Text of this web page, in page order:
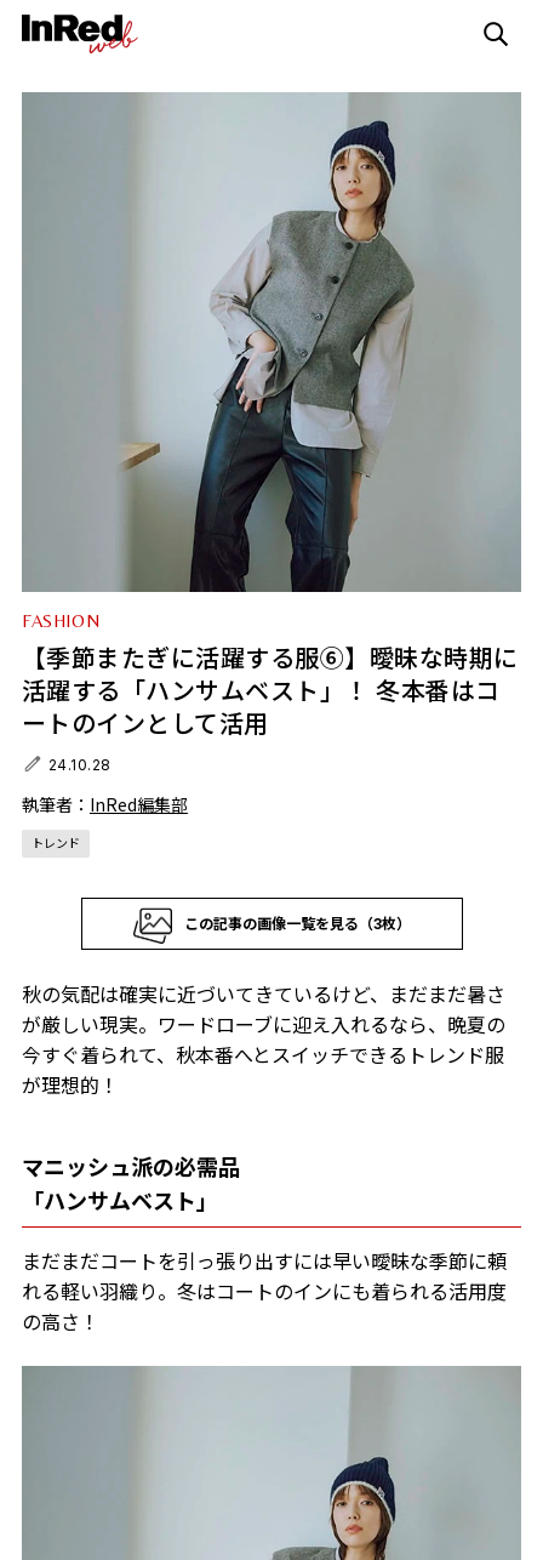
FASHION
【季節またぎに活躍する服⑥】曖昧な時期に
活躍する「ハンサムベスト」！ 冬本番はコ
ートのインとして活用
24.10.28
執筆者： InRed編集部
トレンド
この記事の画像一覧を見る（3枚）
秋の気配は確実に近づいてきているけど、まだまだ暑さ
が厳しい現実。ワードローブに迎え入れるなら、晩夏の
今すぐ着られて、秋本番へとスイッチできるトレンド服
が理想的！
マニッシュ派の必需品
「ハンサムベスト」
まだまだコートを引っ張り出すには早い曖昧な季節に頼
れる軽い羽織り。冬はコートのインにも着られる活用度
の高さ！